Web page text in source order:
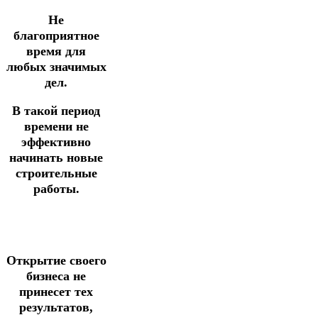
Не
благоприятное
время для
любых значимых
дел.
В такой период
времени не
эффективно
начинать новые
строительные
работы.
Открытие своего
бизнеса не
принесет тех
результатов,